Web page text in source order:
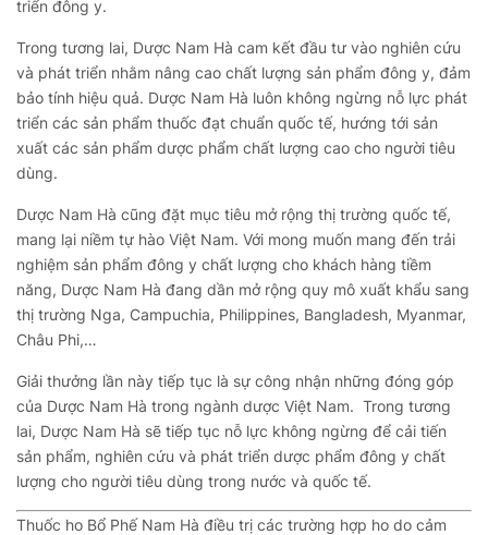
triển đông y.
Trong tương lai, Dược Nam Hà cam kết đầu tư vào nghiên cứu
và phát triển nhằm nâng cao chất lượng sản phẩm đông y, đảm
bảo tính hiệu quả. Dược Nam Hà luôn không ngừng nỗ lực phát
triển các sản phẩm thuốc đạt chuẩn quốc tế, hướng tới sản
xuất các sản phẩm dược phẩm chất lượng cao cho người tiêu
dùng.
Dược Nam Hà cũng đặt mục tiêu mở rộng thị trường quốc tế,
mang lại niềm tự hào Việt Nam. Với mong muốn mang đến trải
nghiệm sản phẩm đông y chất lượng cho khách hàng tiềm
năng, Dược Nam Hà đang dần mở rộng quy mô xuất khẩu sang
thị trường Nga, Campuchia, Philippines, Bangladesh, Myanmar,
Châu Phi,…
Giải thưởng lần này tiếp tục là sự công nhận những đóng góp
của Dược Nam Hà trong ngành dược Việt Nam. Trong tương
lai, Dược Nam Hà sẽ tiếp tục nỗ lực không ngừng để cải tiến
sản phẩm, nghiên cứu và phát triển dược phẩm đông y chất
lượng cho người tiêu dùng trong nước và quốc tế.
Thuốc ho Bổ Phế Nam Hà điều trị các trường hợp ho do cảm